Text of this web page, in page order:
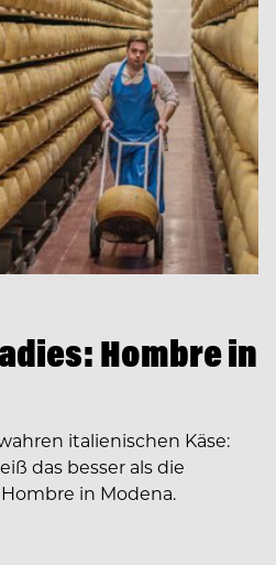
Hombre in
italienischen Käse:
das besser als die
in Modena.